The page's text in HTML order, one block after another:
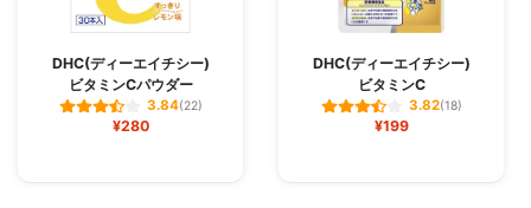
DHC(ディーエイチシー)
ビタミンCパウダー
3.84(22)
¥280
DHC(ディーエイチシー)
ビタミンC
3.82(18)
¥199